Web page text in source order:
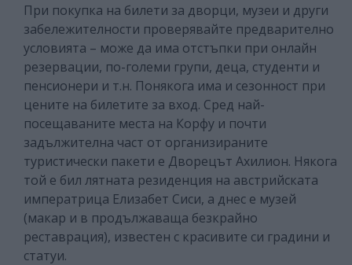
При покупка на билети за дворци, музеи и други
забележителности проверявайте предварително
условията – може да има отстъпки при онлайн
резервации, по-големи групи, деца, студенти и
пенсионери и т.н. Понякога има и сезонност при
цените на билетите за вход. Сред най-
посещаваните места на Корфу и почти
задължителна част от организираните
туристически пакети е Дворецът Ахилион. Някога
той е бил лятната резиденция на австрийската
императрица Елизабет Сиси, а днес е музей
(макар и в продължаваща безкрайно
реставрация), известен с красивите си градини и
статуи.